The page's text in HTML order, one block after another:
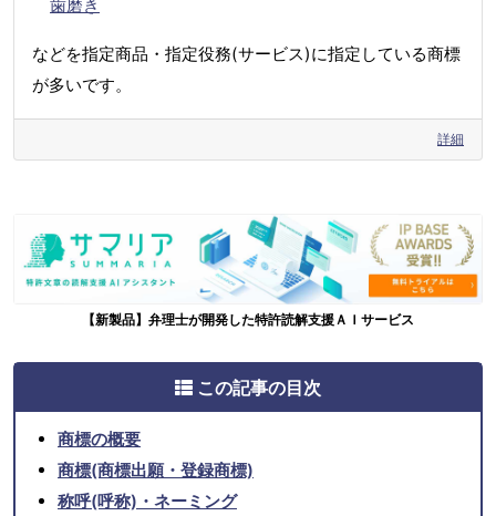
歯磨き
などを指定商品・指定役務(サービス)に指定している商標
が多いです。
詳細
【新製品】弁理士が開発した特許読解支援ＡＩサービス
この記事の目次
商標の概要
商標(商標出願・登録商標)
称呼(呼称)・ネーミング